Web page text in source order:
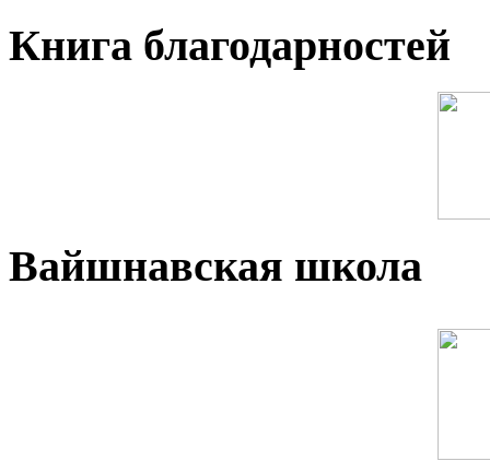
Книга благодарностей
Вайшнавская школа